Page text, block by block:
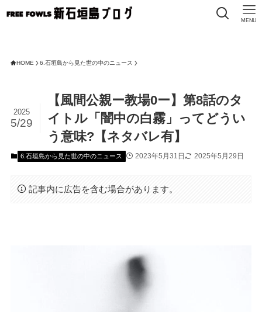
MENU
HOME 6.石垣島から見た世の中のニュース
【風間公親ー教場0ー】第8話のタ
イトル「闇中の白霧」ってどうい
う意味?【ネタバレ有】
2025
5/29
6.石垣島から見た世の中のニュース 2023年5月31日 2025年5月29日
記事内に広告を含む場合があります。